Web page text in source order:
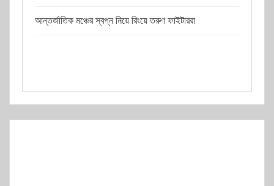
আন্তর্জাতিক মঞ্চের স্বপ্ন নিয়ে রিংয়ে তরুণ ফাইটাররা